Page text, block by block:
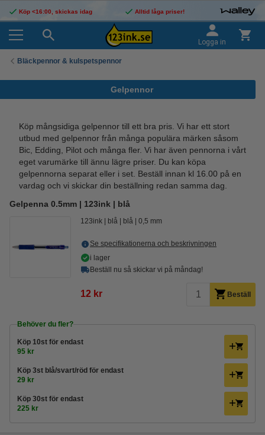
Köp <16:00, skickas idag Alltid låga priser!
Logga in
Bläckpennor & kulspetspennor
Gelpennor
Köp mångsidiga gelpennor till ett bra pris. Vi har ett stort
utbud med gelpennor från många populära märken såsom
Bic, Edding, Pilot och många fler. Vi har även pennorna i vårt
eget varumärke till ännu lägre priser. Du kan köpa
gelpennorna separat eller i set. Beställ innan kl 16.00 på en
vardag och vi skickar din beställning redan samma dag.
Gelpenna 0.5mm | 123ink | blå
123ink blå blå 0,5 mm
Se specifikationerna och beskrivningen
i lager
Beställ nu så skickar vi på måndag!
12 kr Beställ
Behöver du fler?
Köp 10st för endast
95 kr
Köp 3st blå/svart/röd för endast
29 kr
Köp 30st för endast
225 kr